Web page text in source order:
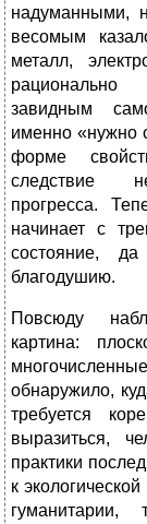
надуманными,
весомым
металл,
завидным
именно «нужно
форме
следствие
прогресса.
начинает с
состояние,
благодушию.
Повсюду
картина:
обнаружило,
требуется
выразиться,
практики
к
гуманитарии,